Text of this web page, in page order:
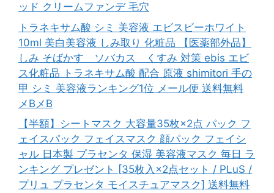
ッド クリームファンデ 毛穴
トラネキサム酸 シミ 美容液 エビスビーホワイト
10ml 美白美容液 しみ取り 化粧品 【医薬部外品】
しみ そばかす ソバカス くすみ 対策 ebis エビ
ス化粧品 トラネキサム酸 配合 原液 shimitori 手の
甲 シミ 美容液ランキング1位 メール便 送料無料
メBメB
【半額】シートマスク 大容量35枚×2点 パック フ
ェイスパック フェイスマスク 顔パック フェイシ
ャル 日本製 プラセンタ 保湿 美容液マスク 毎日 ラ
ンキング プレゼント [35枚入×2点セット / PLuS /
プリュ プラセンタ モイスチュアマスク] 送料無料